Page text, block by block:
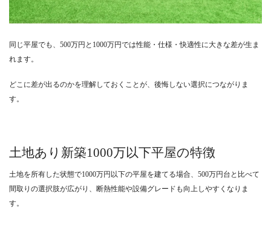
同じ平屋でも、500万円と1000万円では性能・仕様・快適性に大きな差が生ま
れます。
どこに差が出るのかを理解しておくことが、後悔しない選択につながりま
す。
土地あり新築1000万以下平屋の特徴
土地を所有した状態で1000万円以下の平屋を建てる場合、500万円台と比べて
間取りの選択肢が広がり、断熱性能や設備グレードも向上しやすくなりま
す。